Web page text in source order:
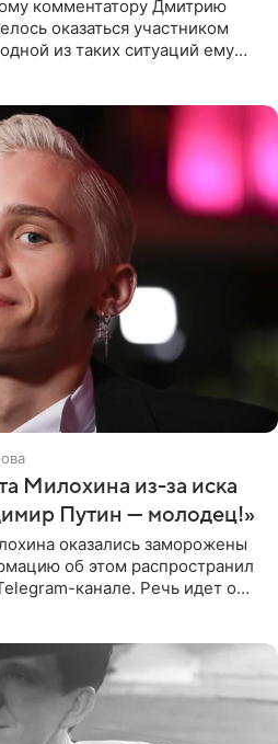
комментатору Дмитрию
оказаться участником
из таких ситуаций ему
Милохина из-за иска
Путин — молодец!»
оказались заморожены
об этом распространил
канале. Речь идет о